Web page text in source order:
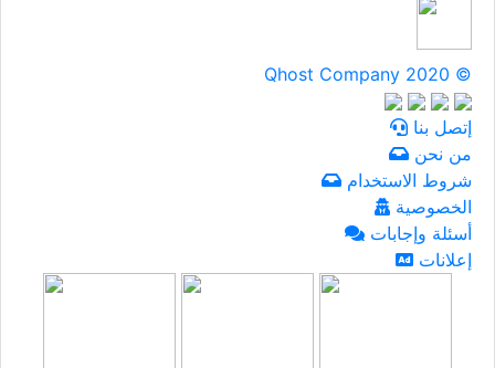
Qhost Company 2020 ©
إتصل بنا
من نحن
شروط الاستخدام
الخصوصية
أسئلة وإجابات
إعلانات